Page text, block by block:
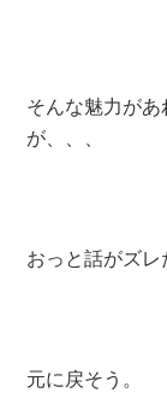
そんな魅力が
が、、、
おっと話がズレ
元に戻そう。